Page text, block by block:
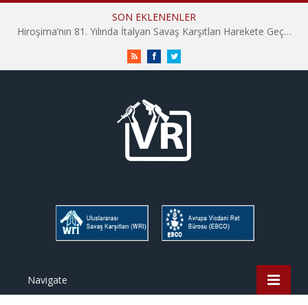
SON EKLENENLER
Hiroşima’nın 81. Yılında İtalyan Savaş Karşıtları Harekete Geçti: “Hatırlamak yeterli değil”
RSS FacebookTwitter
Navigate